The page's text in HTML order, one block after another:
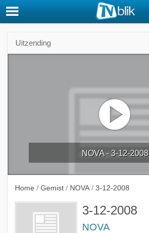
Uitzending
NOVA - 3-12-2008
Home / Gemist / NOVA / 3-12-2008
3-12-2008
NOVA